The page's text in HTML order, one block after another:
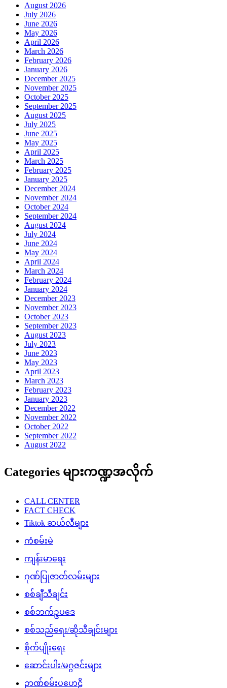
August 2026
July 2026
June 2026
May 2026
April 2026
March 2026
February 2026
January 2026
December 2025
November 2025
October 2025
September 2025
August 2025
July 2025
June 2025
May 2025
April 2025
March 2025
February 2025
January 2025
December 2024
November 2024
October 2024
September 2024
August 2024
July 2024
June 2024
May 2024
April 2024
March 2024
February 2024
January 2024
December 2023
November 2023
October 2023
September 2023
August 2023
July 2023
June 2023
May 2023
April 2023
March 2023
February 2023
January 2023
December 2022
November 2022
October 2022
September 2022
August 2022
Categories များကဏ္ဍအလိုက်
CALL CENTER
FACT CHECK
Tiktok ဆယ်လီများ
ကံစမ်းမဲ
ကျန်းမာရေး
ဂုဏ်ပြုဇာတ်လမ်းများ
စစ်ချီသီချင်း
စစ်ဘက်ဥပဒေ
စစ်သည်ရေး/ဆိုသီချင်းများ
စိုက်ပျိုးရေး
ဆောင်းပါး/မဂ္ဂဇင်းများ
ဉာဏ်စမ်းပဟေဠိ